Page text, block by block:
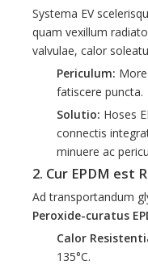
Systema EV
quam vexillum
valvulae, calor
Periculum:
fatiscere puncta.
Solutio: Hoses
connectis
minuere ac
2. Cur EPDM est
Ad transportandum
Peroxide-curatus
Calor
135°C.